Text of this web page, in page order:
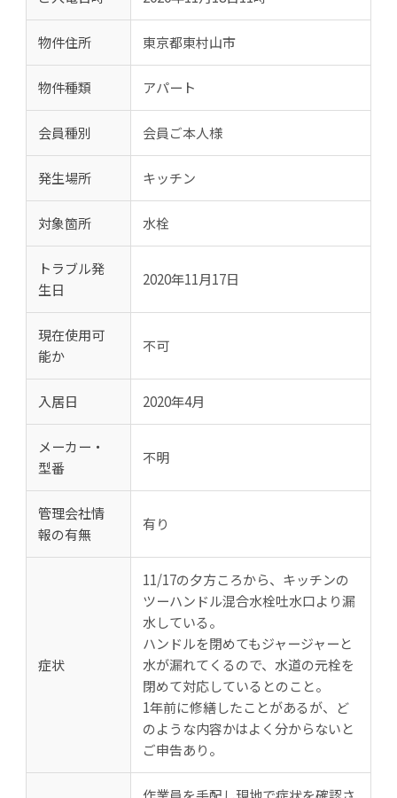
物件住所 東京都東村山市
物件種類 アパート
会員種別 会員ご本人様
発生場所 キッチン
対象箇所 水栓
トラブル発
生日
2020年11月17日
現在使用可
能か
不可
入居日 2020年4月
メーカー・
型番
不明
管理会社情
報の有無
有り
症状
11/17の夕方ころから、キッチンの
ツーハンドル混合水栓吐水口より漏
水している。
ハンドルを閉めてもジャージャーと
水が漏れてくるので、水道の元栓を
閉めて対応しているとのこと。
1年前に修繕したことがあるが、ど
のような内容かはよく分からないと
ご申告あり。